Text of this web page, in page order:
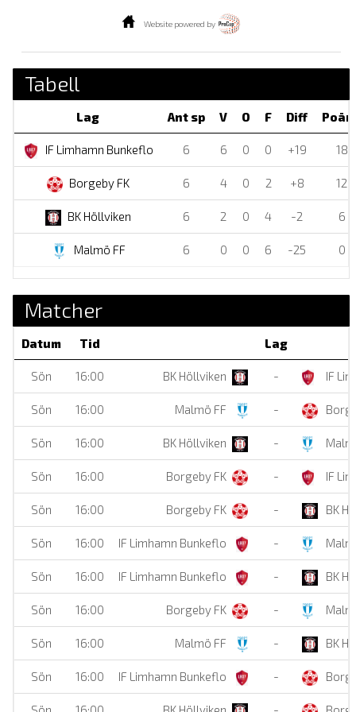
Website powered by
Tabell
Lag Ant sp V O F Diff
IF Limhamn Bunkeflo 6 6 0 0 +19 18
Borgeby FK 6 4 0 2 +8 12
BK Höllviken 6 2 0 4 -2 6
Malmö FF 6 0 0 6 -25 0
Matcher
Datum Tid Lag
Sön 16:00 BK Höllviken - IF
Sön 16:00 Malmö FF -
Sön 16:00 BK Höllviken -
Sön 16:00 Borgeby FK - IF
Sön 16:00 Borgeby FK - BK
Sön 16:00 IF Limhamn Bunkeflo -
Sön 16:00 IF Limhamn Bunkeflo - BK
Sön 16:00 Borgeby FK -
Sön 16:00 Malmö FF - BK
Sön 16:00 IF Limhamn Bunkeflo -